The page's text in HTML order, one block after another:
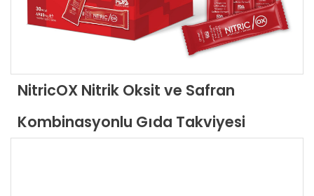
NitricOX Nitrik Oksit ve Safran
Kombinasyonlu Gıda Takviyesi